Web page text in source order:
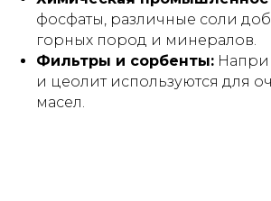
фосфаты, различные соли
горных пород и минералов.
Фильтры и сорбенты:
и цеолит используются для
масел.